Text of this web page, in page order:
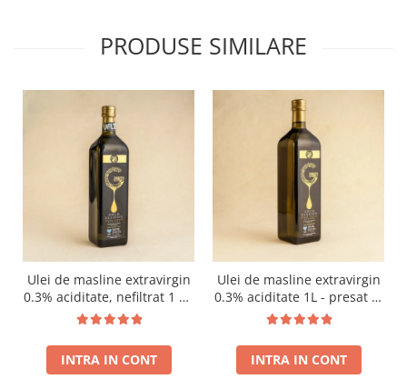
PRODUSE SIMILARE
Ulei de masline extravirgin
0.3% aciditate, nefiltrat 1 L -
presat la rece RECOLTA
INTRA IN CONT
Ulei de masline extravirgin
0.3% aciditate 1L - presat la
rece RECOLTA NOUA
INTRA IN CONT